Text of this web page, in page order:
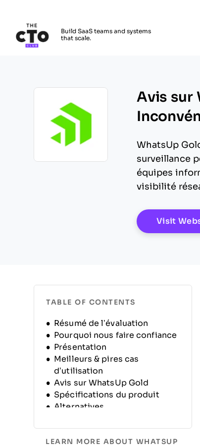
Build SaaS teams and systems
that scale.
Avis sur
WhatsUp
surveillance
équipes
visibilité
Visit
TABLE OF CONTENTS
Résumé de l’évaluation
Pourquoi nous faire confiance
Présentation
Meilleurs & pires cas
d’utilisation
Avis sur WhatsUp Gold
Spécifications du produit
Alternatives
Historique de l’entreprise
LEARN MORE ABOUT WHATSUP